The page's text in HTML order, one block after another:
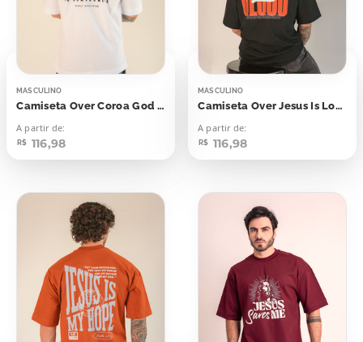
MASCULINO
Camiseta Over Coroa God First
A partir de:
R$ 116,98
MASCULINO
Camiseta Over Jesus Is Love
A partir de:
R$ 116,98